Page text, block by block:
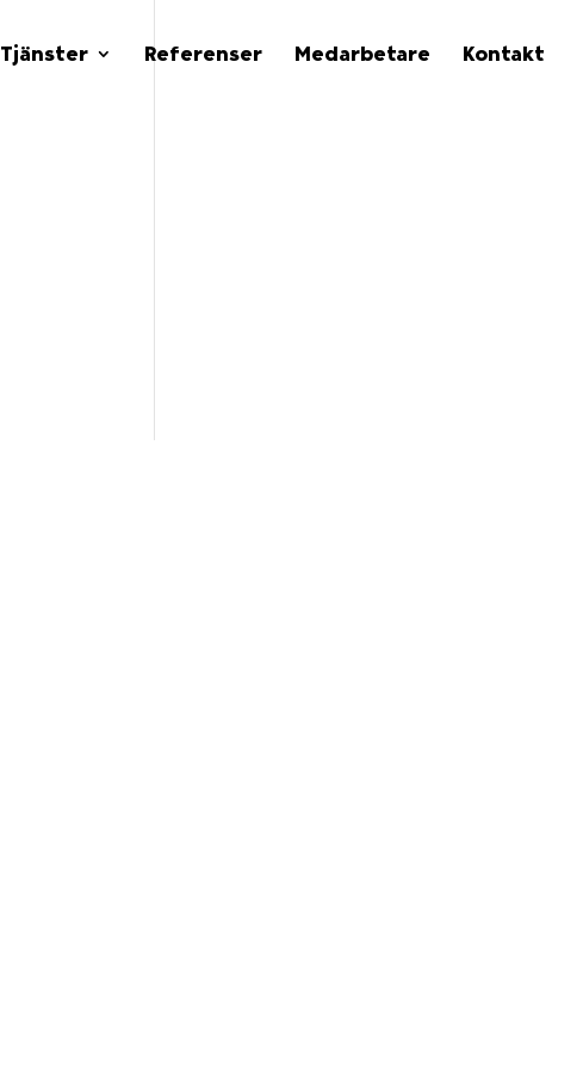
Tjänster Referenser Medarbetare Kontakt